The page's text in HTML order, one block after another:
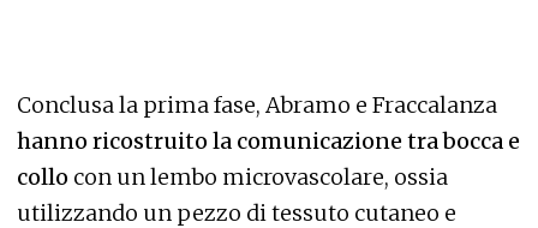
Conclusa la prima fase, Abramo e Fraccalanza
hanno ricostruito la comunicazione tra bocca e
collo con un lembo microvascolare, ossia
utilizzando un pezzo di tessuto cutaneo e